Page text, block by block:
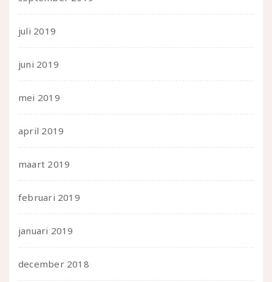
juli 2019
juni 2019
mei 2019
april 2019
maart 2019
februari 2019
januari 2019
december 2018